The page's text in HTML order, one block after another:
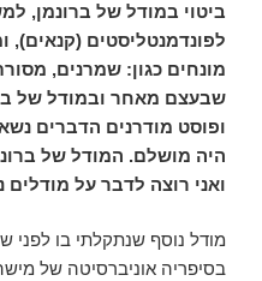
ביטוי במודל של ברונמן,
לפונדמנטליסטים (קנאים),
מונחים כגון: שמרנים,
שבעצם מאחר ובמודל של
ופוסט מודרנים הדברים
היה מושלם. המודל של
ואני רוצה לדבר על מודלים
מודל נוסף שנתקלתי בו לפני
בסיפריה אוניברסיטה של